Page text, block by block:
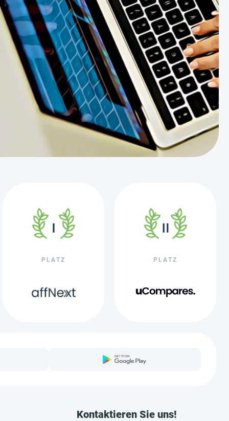
PLATZ PLATZ
Kontaktieren Sie uns!